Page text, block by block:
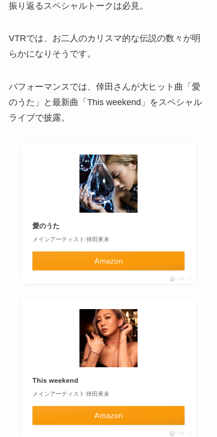
振り返るスペシャルトークは必見。
VTRでは、お二人のカリスマ的な伝説の数々が明
らかになりそうです。
パフォーマンスでは、倖田さんが大ヒット曲「愛
のうた」と最新曲「This weekend」をスペシャル
ライブで披露。
愛のうた
メインアーティスト:倖田來未
Amazon
ポチップ
This weekend
メインアーティスト:倖田來未
Amazon
ポチップ